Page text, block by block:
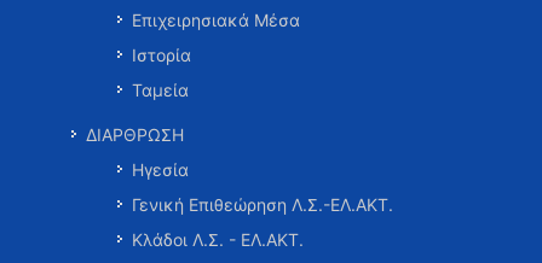
Επιχειρησιακά Μέσα
Ιστορία
Ταμεία
ΔΙΑΡΘΡΩΣΗ
Ηγεσία
Γενική Επιθεώρηση Λ.Σ.-ΕΛ.ΑΚΤ.
Κλάδοι Λ.Σ. - ΕΛ.ΑΚΤ.